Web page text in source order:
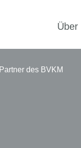
Über
Partner des BVKM